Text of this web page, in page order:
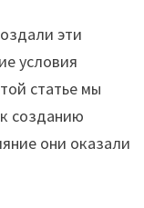
эти
условия
статье мы
созданию
они оказали